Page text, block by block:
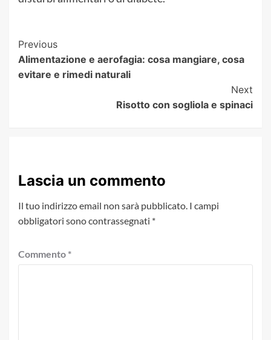
Post
Navigation
Previous
Alimentazione e aerofagia: cosa mangiare, cosa
evitare e rimedi naturali
Next
Risotto con sogliola e spinaci
Lascia un commento
Il tuo indirizzo email non sarà pubblicato. I campi
obbligatori sono contrassegnati *
Commento *